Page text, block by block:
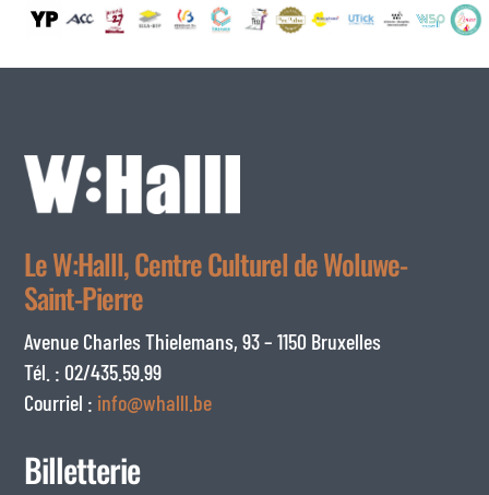
Le W:Halll, Centre Culturel de Woluwe-
Saint-Pierre
Avenue Charles Thielemans, 93 – 1150 Bruxelles
Tél. : 02/435.59.99
Courriel : info@whalll.be
Billetterie